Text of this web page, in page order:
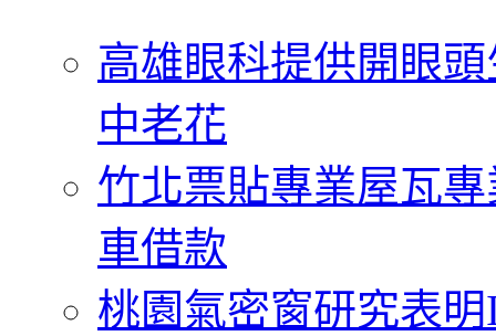
高雄眼科提供開眼
中老花
竹北票貼專業屋瓦
車借款
桃園氣密窗研究表